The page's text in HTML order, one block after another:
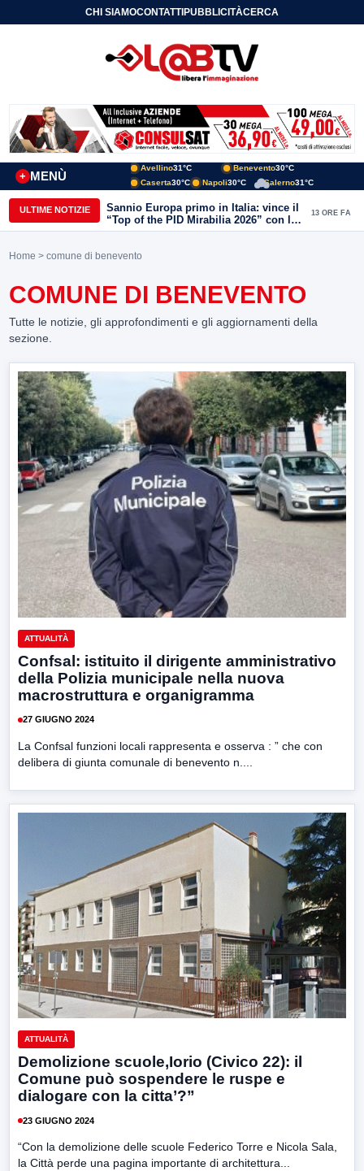
CHI SIAMOCONTATTIPUBBLICITÀCERCA
MENÙ
+
Avellino31°C Benevento30°C
Caserta30°C Napoli30°C Salerno31°C
ULTIME NOTIZIE
Sannio Europa primo in Italia: vince il
“Top of the PID Mirabilia 2026” con la
realtà virtuale nei musei del Sannio
13 ORE FA
Home > comune di benevento
COMUNE DI BENEVENTO
Tutte le notizie, gli approfondimenti e gli aggiornamenti della
sezione.
ATTUALITÀ
Confsal: istituito il dirigente amministrativo
della Polizia municipale nella nuova
macrostruttura e organigramma
27 GIUGNO 2024
La Confsal funzioni locali rappresenta e osserva : ” che con
delibera di giunta comunale di benevento n....
ATTUALITÀ
Demolizione scuole,Iorio (Civico 22): il
Comune può sospendere le ruspe e
dialogare con la citta’?”
23 GIUGNO 2024
“Con la demolizione delle scuole Federico Torre e Nicola Sala,
la Città perde una pagina importante di architettura...